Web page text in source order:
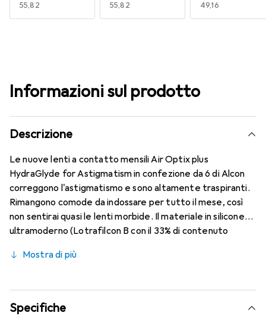
EUR
55,82 EUR
55,82 EUR
49,16
Informazioni sul prodotto
Descrizione
Le nuove lenti a contatto mensili Air Optix plus
HydraGlyde for Astigmatism in confezione da 6 di Alcon
correggono l'astigmatismo e sono altamente traspiranti.
Rimangono comode da indossare per tutto il mese, così
non sentirai quasi le lenti morbide. Il materiale in silicone
ultramoderno (Lotrafilcon B con il 33% di contenuto
Moisture Matrix e la nota tecnologia SmartShield,
conosci. Comfort e assenza di fastidi per tutto il giorno
con le lenti mensili.
Mostra di più
Specifiche